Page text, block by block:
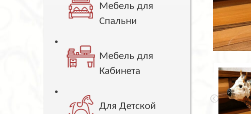
Мебель для
Спальни
Мебель для
Кабинета
Для Детской